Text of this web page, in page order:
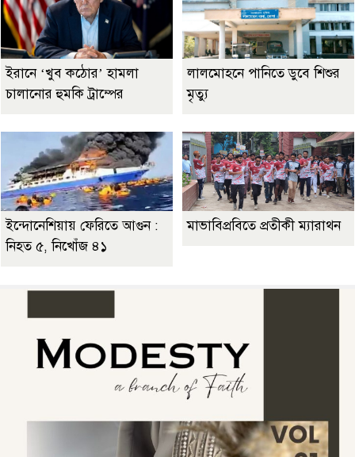
ইরানে ‘খুব কঠোর’ হামলা
চালানোর হুমকি ট্রাম্পের
লালমোহনে পানিতে ডুবে শিশুর
মৃত্যু
ইন্দোনেশিয়ায় ফেরিতে আগুন :
নিহত ৫, নিখোঁজ ৪১
মাভাবিপ্রবিতে প্রতীকী ম্যারাথন ‎